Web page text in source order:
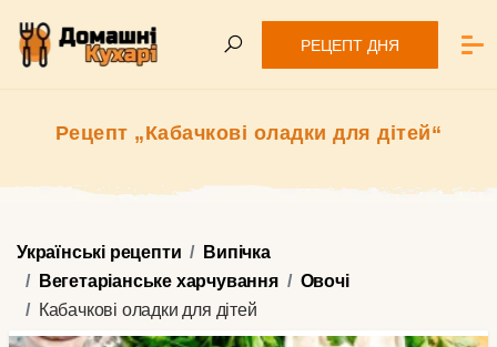
РЕЦЕПТ ДНЯ
Рецепт „Кабачкові оладки для дітей“
Українські рецепти
Випічка
Вегетаріанське харчування
Овочі
Кабачкові оладки для дітей